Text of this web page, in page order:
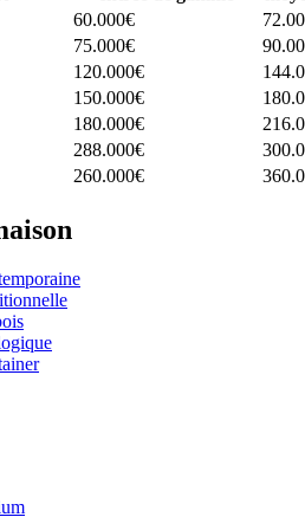
60.000€
75.000€
120.000€
150.000€
180.000€
288.000€
260.000€